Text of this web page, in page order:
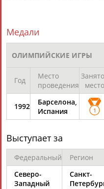
Вопросы сотрудничества и
Стадион, 1998-2026
Разработка и поддержка ООО
Адресов в новостной рассылке:
Медали
ОЛИМПИЙСКИЕ ИГРЫ
Год
Место
проведения
место
1992
Барселона,
Испания
1
Выступает за
Федеральный Регион
Северо-
Западный
Санкт-